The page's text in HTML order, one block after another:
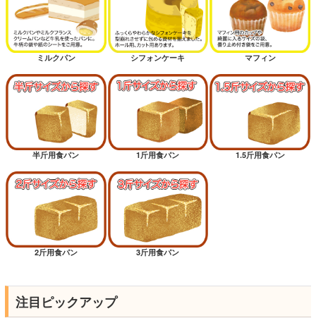
ミルクパン シフォンケーキ マフィン
半斤用食パン 1斤用食パン 1.5斤用食パン
2斤用食パン 3斤用食パン
注目ピックアップ